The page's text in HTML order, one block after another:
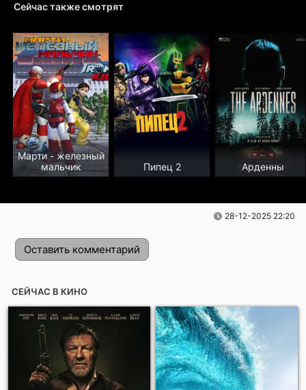
Сейчас также смотрят
Марти - железный
мальчик
Пипец 2 Арденны
28-12-2025 22:20
Оставить комментарий
СЕЙЧАС В КИНО